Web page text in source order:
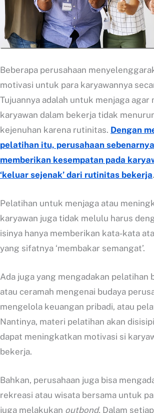
Beberapa perusahaan
motivasi untuk para karyawannya
Tujuannya adalah untuk menjaga agar
karyawan dalam bekerja tidak
kejenuhan karena rutinitas. Dengan
pelatihan itu, perusahaan
memberikan kesempatan pada
‘keluar sejenak’ dari rutinitas bekerja.
Pelatihan untuk menjaga atau
karyawan juga tidak melulu harus
isinya hanya memberikan kata-kata
yang sifatnya ‘membakar semangat’.
Ada juga yang mengadakan pelatihan
atau ceramah mengenai budaya
mengelola keuangan pribadi, atau
Nantinya, materi pelatihan akan
dapat meningkatkan motivasi si
bekerja.
Bahkan, perusahaan juga bisa
rekreasi atau wisata bersama untuk
juga melakukan outbond. Dalam